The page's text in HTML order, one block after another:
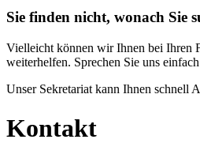
Sie finden nicht, wonach Sie
Vielleicht können wir Ihnen bei Ihren
weiterhelfen. Sprechen Sie uns
Unser Sekretariat kann Ihnen schnell
Kontakt